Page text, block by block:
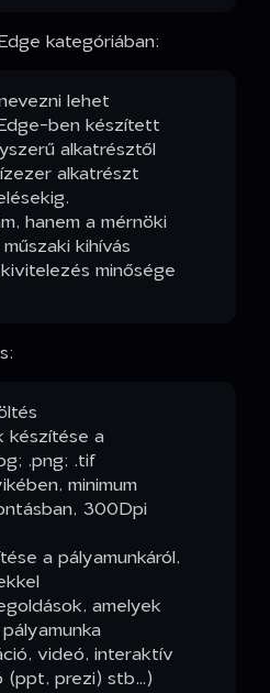
kategóriában:
lehet
ben készített
alkatrésztől
alkatrészt
hanem a mérnöki
kihívás
minősége
készítése a
.png; .tif
minimum
300Dpi
a pályamunkáról,
amelyek
videó, interaktív
(ppt, prezi) stb…)